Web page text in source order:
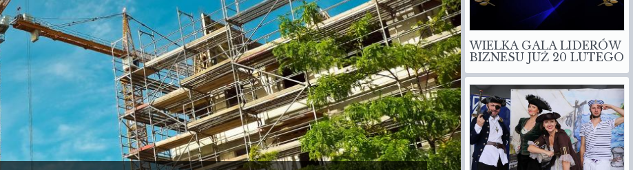
WIELKA GALA LIDERÓW
BIZNESU JUŻ 20 LUTEGO